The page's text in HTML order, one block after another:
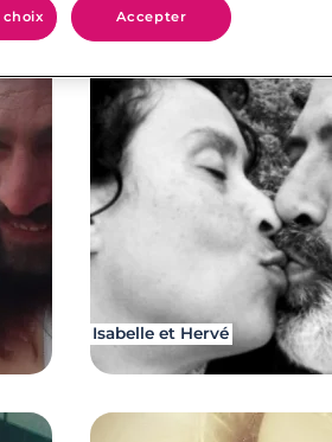
Isabelle et Hervé
choix Accepter